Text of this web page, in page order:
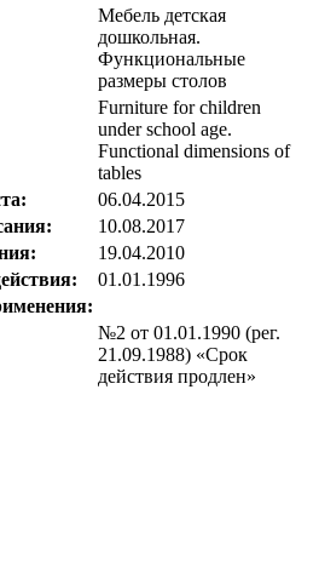
Мебель детская
дошкольная.
Функциональные
размеры столов
Furniture for children
under school age.
Functional dimensions of
tables
06.04.2015
10.08.2017
19.04.2010
01.01.1996
№2 от 01.01.1990 (рег.
21.09.1988) «Срок
действия продлен»